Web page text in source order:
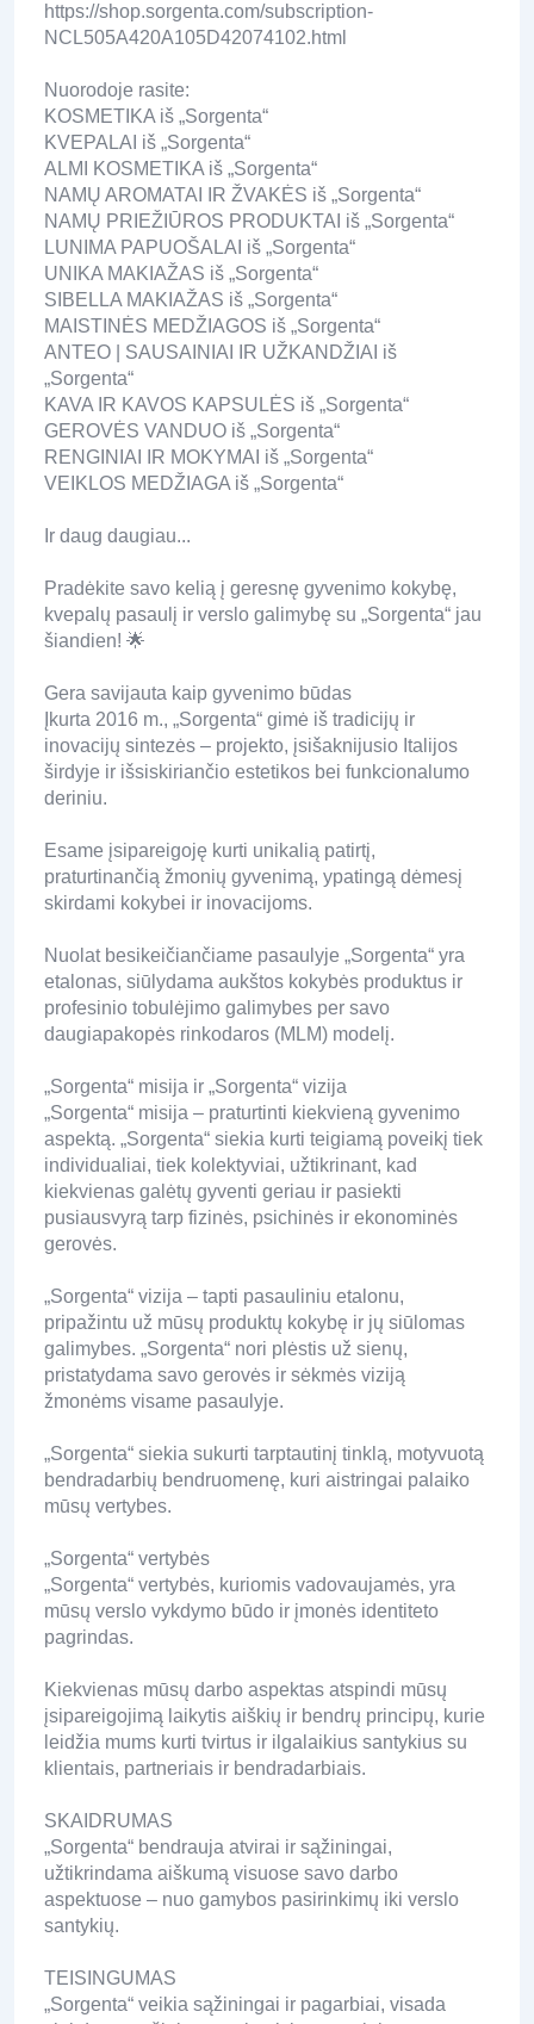
https://shop.sorgenta.com/subscription-
NCL505A420A105D42074102.html
Nuorodoje rasite:
KOSMETIKA iš „Sorgenta“
KVEPALAI iš „Sorgenta“
ALMI KOSMETIKA iš „Sorgenta“
NAMŲ AROMATAI IR ŽVAKĖS iš „Sorgenta“
NAMŲ PRIEŽIŪROS PRODUKTAI iš „Sorgenta“
LUNIMA PAPUOŠALAI iš „Sorgenta“
UNIKA MAKIAŽAS iš „Sorgenta“
SIBELLA MAKIAŽAS iš „Sorgenta“
MAISTINĖS MEDŽIAGOS iš „Sorgenta“
ANTEO | SAUSAINIAI IR UŽKANDŽIAI iš
„Sorgenta“
KAVA IR KAVOS KAPSULĖS iš „Sorgenta“
GEROVĖS VANDUO iš „Sorgenta“
RENGINIAI IR MOKYMAI iš „Sorgenta“
VEIKLOS MEDŽIAGA iš „Sorgenta“
Ir daug daugiau...
Pradėkite savo kelią į geresnę gyvenimo kokybę,
kvepalų pasaulį ir verslo galimybę su „Sorgenta“ jau
šiandien! 🌟
Gera savijauta kaip gyvenimo būdas
Įkurta 2016 m., „Sorgenta“ gimė iš tradicijų ir
inovacijų sintezės – projekto, įsišaknijusio Italijos
širdyje ir išsiskiriančio estetikos bei funkcionalumo
deriniu.
Esame įsipareigoję kurti unikalią patirtį,
praturtinančią žmonių gyvenimą, ypatingą dėmesį
skirdami kokybei ir inovacijoms.
Nuolat besikeičiančiame pasaulyje „Sorgenta“ yra
etalonas, siūlydama aukštos kokybės produktus ir
profesinio tobulėjimo galimybes per savo
daugiapakopės rinkodaros (MLM) modelį.
„Sorgenta“ misija ir „Sorgenta“ vizija
„Sorgenta“ misija – praturtinti kiekvieną gyvenimo
aspektą. „Sorgenta“ siekia kurti teigiamą poveikį tiek
individualiai, tiek kolektyviai, užtikrinant, kad
kiekvienas galėtų gyventi geriau ir pasiekti
pusiausvyrą tarp fizinės, psichinės ir ekonominės
gerovės.
„Sorgenta“ vizija – tapti pasauliniu etalonu,
pripažintu už mūsų produktų kokybę ir jų siūlomas
galimybes. „Sorgenta“ nori plėstis už sienų,
pristatydama savo gerovės ir sėkmės viziją
žmonėms visame pasaulyje.
„Sorgenta“ siekia sukurti tarptautinį tinklą, motyvuotą
bendradarbių bendruomenę, kuri aistringai palaiko
mūsų vertybes.
„Sorgenta“ vertybės
„Sorgenta“ vertybės, kuriomis vadovaujamės, yra
mūsų verslo vykdymo būdo ir įmonės identiteto
pagrindas.
Kiekvienas mūsų darbo aspektas atspindi mūsų
įsipareigojimą laikytis aiškių ir bendrų principų, kurie
leidžia mums kurti tvirtus ir ilgalaikius santykius su
klientais, partneriais ir bendradarbiais.
SKAIDRUMAS
„Sorgenta“ bendrauja atvirai ir sąžiningai,
užtikrindama aiškumą visuose savo darbo
aspektuose – nuo ​​gamybos pasirinkimų iki verslo
santykių.
TEISINGUMAS
„Sorgenta“ veikia sąžiningai ir pagarbiai, visada